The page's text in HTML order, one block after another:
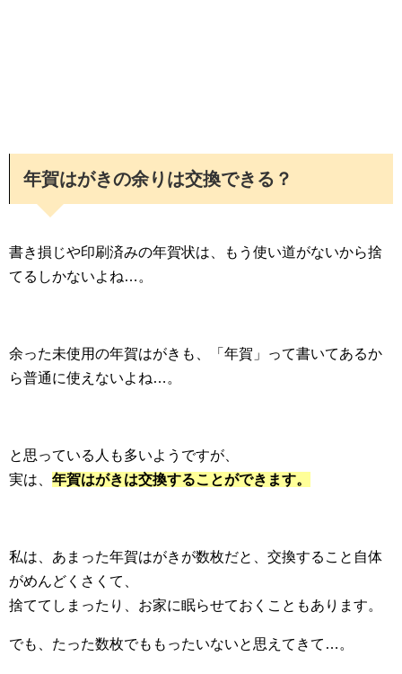
年賀はがきの余りは交換できる？
書き損じや印刷済みの年賀状は、もう使い道がないから捨
てるしかないよね…。
余った未使用の年賀はがきも、「年賀」って書いてあるか
ら普通に使えないよね…。
と思っている人も多いようですが、
実は、 年賀はがきは交換することができます。
私は、あまった年賀はがきが数枚だと、交換すること自体
がめんどくさくて、
捨ててしまったり、お家に眠らせておくこともあります。
でも、たった数枚でももったいないと思えてきて…。